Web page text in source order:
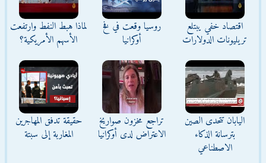
اقتصاد خفي يبتلع
تريليونات الدولارات
روسيا وقعت في فخ
أوكرانيا
لماذا هبط النفط وارتفعت
الأسهم الأمريكية؟
اليابان تتحدى الصين
بترسانة الذكاء
الاصطناعي
تراجع مخزون صواريخ
الاعتراض لدى أوكرانيا
حقيقة تدفق المهاجرين
المغاربة إلى سبتة